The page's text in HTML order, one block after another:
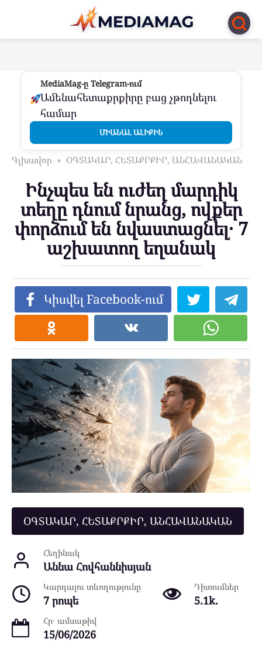
Перейти
контенту
MediaMag-ը Telegram-ում
Ամենահետաքրքիրը բաց չթողնելու
համար
ՄԻԱՆԱԼ ԱԼԻՔԻՆ
Գլխավոր » ՕԳՏԱԿԱՐ, ՀԵՏԱՔՐՔԻՐ, ԱՆՀԱՎԱՆԱԿԱՆ
Ինչպես են ուժեղ մարդիկ
տեղը դնում նրանց, ովքեր
փորձում են նվաստացնել․ 7
աշխատող եղանակ
Կիսվել Facebook-ում
ՕԳՏԱԿԱՐ, ՀԵՏԱՔՐՔԻՐ, ԱՆՀԱՎԱՆԱԿԱՆ
Հեղինակ
Աննա Հովհաննիսյան
Կարդալու տևողությունը
7 րոպե
Դիտումներ
5.1k.
Հր․ ամսաթիվ
15/06/2026